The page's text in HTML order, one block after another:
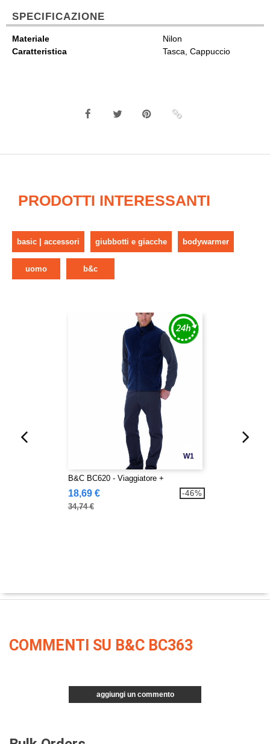
SPECIFICAZIONE
Materiale
Nilon
Caratteristica
Tasca, Cappuccio
PRODOTTI INTERESSANTI
basic | accessori giubbotti e giacche bodywarmer
uomo b&c
W1
B&C BC620 - Viaggiatore +
18,69 €
34,74 €
-46%
COMMENTI SU B&C BC363
aggiungi un commento